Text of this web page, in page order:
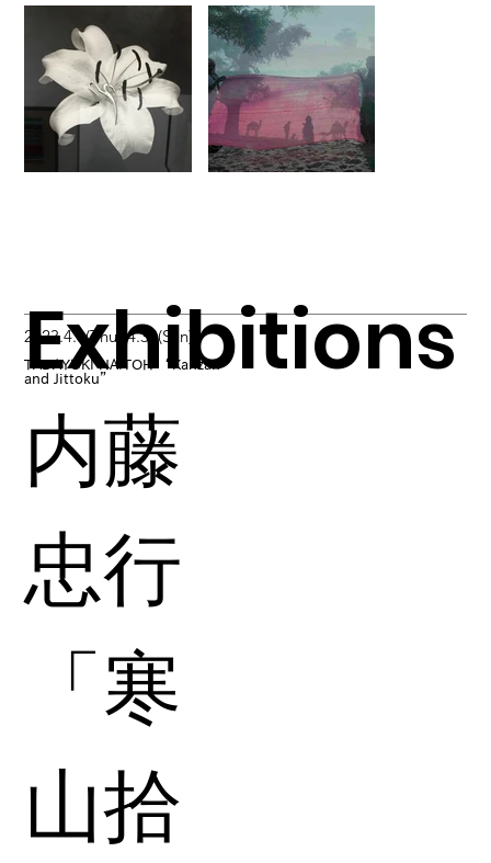
2023.4.6(Thu)-4.30(Sun)
TADAYUKI NAITOH “Kanzan
and Jittoku”
内藤
忠行
「寒
山拾
Exhibitions